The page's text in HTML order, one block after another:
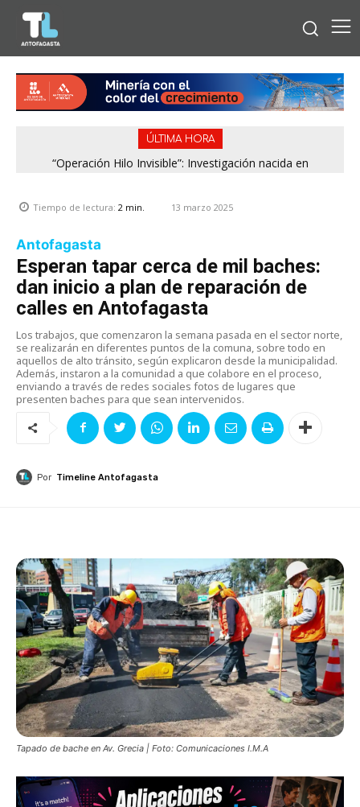
ÚLTIMA HORA
“Operación Hilo Invisible”: Investigación nacida en
Tiempo de lectura: 2 min. 13 marzo 2025
Antofagasta
Esperan tapar cerca de mil baches:
dan inicio a plan de reparación de
calles en Antofagasta
Los trabajos, que comenzaron la semana pasada en el sector norte,
se realizarán en diferentes puntos de la comuna, sobre todo en
aquellos de alto tránsito, según explicaron desde la municipalidad.
Además, instaron a la comunidad a que colabore en el proceso,
enviando a través de redes sociales fotos de lugares que
presenten baches para que sean intervenidos.
Por Timeline Antofagasta
Tapado de bache en Av. Grecia | Foto: Comunicaciones I.M.A